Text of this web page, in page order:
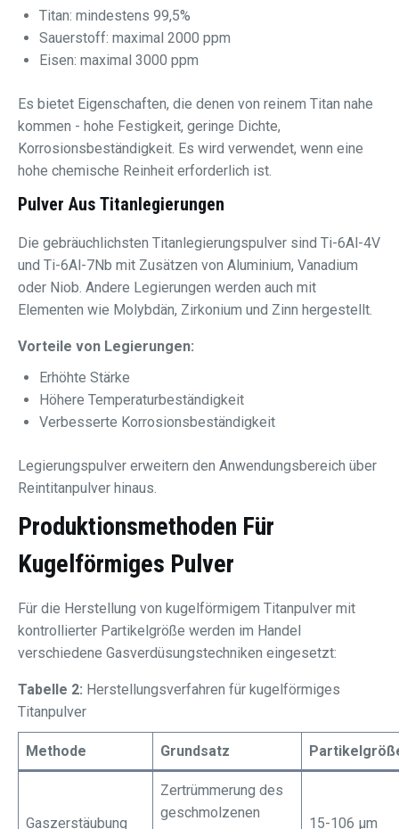
Titan: mindestens 99,5%
Sauerstoff: maximal 2000 ppm
Eisen: maximal 3000 ppm
Es bietet Eigenschaften, die denen von reinem Titan nahe
kommen - hohe Festigkeit, geringe Dichte,
Korrosionsbeständigkeit. Es wird verwendet, wenn eine
hohe chemische Reinheit erforderlich ist.
Pulver Aus Titanlegierungen
Die gebräuchlichsten Titanlegierungspulver sind Ti-6Al-4V
und Ti-6Al-7Nb mit Zusätzen von Aluminium, Vanadium
oder Niob. Andere Legierungen werden auch mit
Elementen wie Molybdän, Zirkonium und Zinn hergestellt.
Vorteile von Legierungen:
Erhöhte Stärke
Höhere Temperaturbeständigkeit
Verbesserte Korrosionsbeständigkeit
Legierungspulver erweitern den Anwendungsbereich über
Reintitanpulver hinaus.
Produktionsmethoden Für
Kugelförmiges Pulver
Für die Herstellung von kugelförmigem Titanpulver mit
kontrollierter Partikelgröße werden im Handel
verschiedene Gasverdüsungstechniken eingesetzt:
Tabelle 2: Herstellungsverfahren für kugelförmiges
Titanpulver
Methode Grundsatz
Gaszerstäubung
Zertrümmerung des
geschmolzenen
15-106 μm